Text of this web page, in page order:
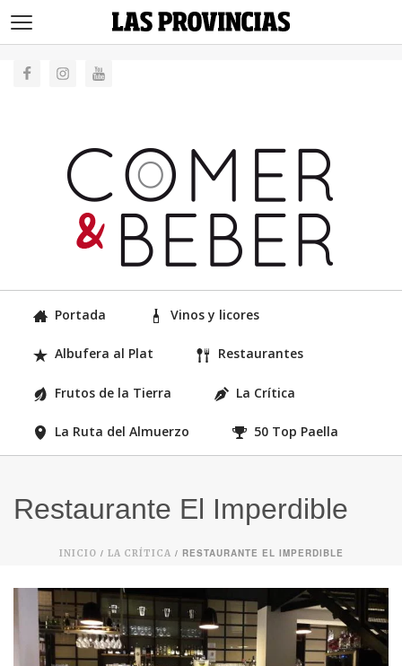
Portada Vinos y licores
Albufera al Plat Restaurantes
Frutos de la Tierra La Crítica
La Ruta del Almuerzo 50 Top Paella
Restaurante El Imperdible
INICIO / LA CRÍTICA / RESTAURANTE EL IMPERDIBLE